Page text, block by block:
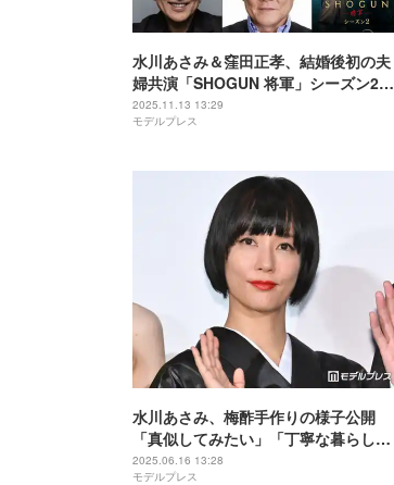
水川あさみ＆窪田正孝、結婚後初の夫
婦共演「SHOGUN 将軍」シーズン2キ
ャスト一挙解禁
2025.11.13 13:29
モデルプレス
水川あさみ、梅酢手作りの様子公開
「真似してみたい」「丁寧な暮らしで
尊敬」の声
2025.06.16 13:28
モデルプレス